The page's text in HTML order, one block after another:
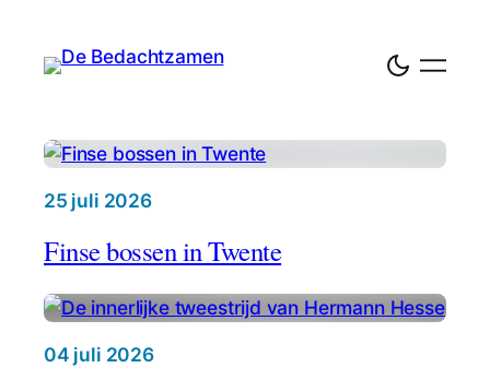
D
e
e
d
a
25 juli 2026
Finse bossen in Twente
04 juli 2026